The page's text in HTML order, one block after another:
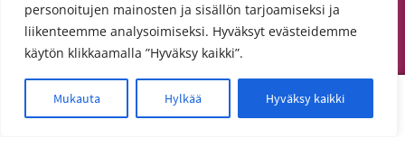
personoitujen mainosten ja sisällön tarjoamiseksi ja
liikenteemme analysoimiseksi. Hyväksyt evästeidemme
käytön klikkaamalla ”Hyväksy kaikki”.
Mukauta Hylkää Hyväksy kaikki
Tietosuoja
Toimitusehdot
Tietosuojaseloste
Etsi:
Haku